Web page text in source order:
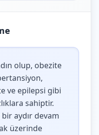
olup, obezite
ve epilepsi gibi
sahiptir.
aydır devam
üzerinde